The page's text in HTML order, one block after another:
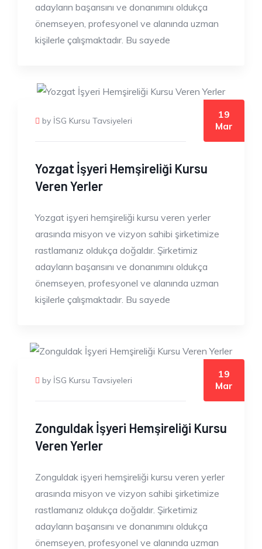
adayların başarısını ve donanımını oldukça
önemseyen, profesyonel ve alanında uzman
kişilerle çalışmaktadır. Bu sayede
by İSG Kursu Tavsiyeleri
19
Mar
Yozgat İşyeri Hemşireliği Kursu
Veren Yerler
Yozgat işyeri hemşireliği kursu veren yerler
arasında misyon ve vizyon sahibi şirketimize
rastlamanız oldukça doğaldır. Şirketimiz
adayların başarısını ve donanımını oldukça
önemseyen, profesyonel ve alanında uzman
kişilerle çalışmaktadır. Bu sayede
by İSG Kursu Tavsiyeleri
19
Mar
Zonguldak İşyeri Hemşireliği Kursu
Veren Yerler
Zonguldak işyeri hemşireliği kursu veren yerler
arasında misyon ve vizyon sahibi şirketimize
rastlamanız oldukça doğaldır. Şirketimiz
adayların başarısını ve donanımını oldukça
önemseyen, profesyonel ve alanında uzman